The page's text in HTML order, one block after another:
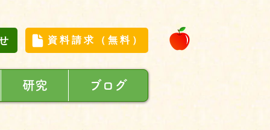
資料請求（無料）
研究 ブログ